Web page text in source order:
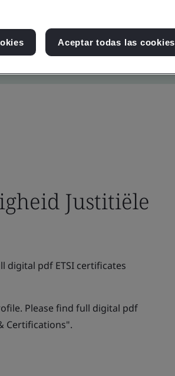
Justitiële
digital pdf ETSI certificates
Please find full digital pdf
Certifications".
Aceptar todas las cookies